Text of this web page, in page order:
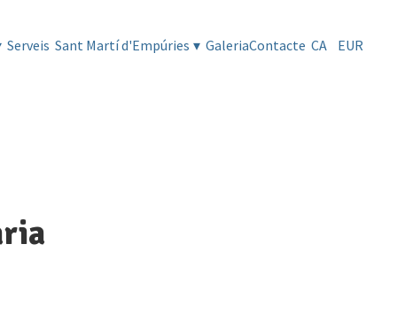
Serveis Sant Martí d'Empúries ▾ GaleriaContacte CA EUR